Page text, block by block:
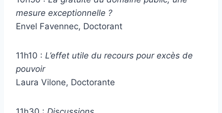
mesure exceptionnelle ?
Envel Favennec, Doctorant
11h10 : L’effet utile du recours pour excès de
pouvoir
Laura Vilone, Doctorante